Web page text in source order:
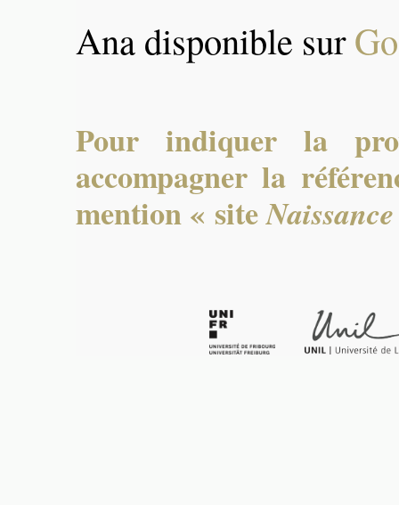
Ana disponible sur
Pour indiquer la
accompagner la
mention « site